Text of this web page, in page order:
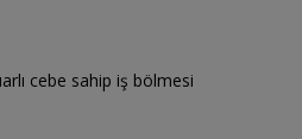
cebe sahip iş bölmesi